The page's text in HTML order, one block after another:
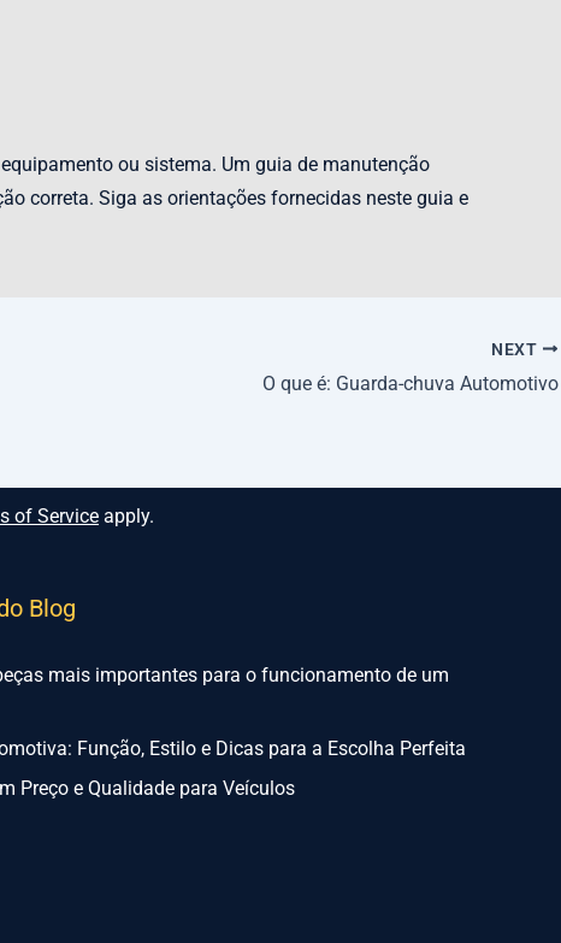
ou sistema. Um guia de manutenção
correta. Siga as orientações fornecidas neste guia e
NEXT
O que é: Guarda-chuva Automotivo
of Service apply.
Blog
mais importantes para o funcionamento de um
Função, Estilo e Dicas para a Escolha Perfeita
Preço e Qualidade para Veículos